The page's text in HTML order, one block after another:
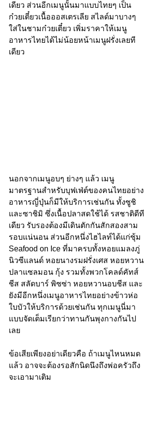
เดียว ส่วนอีกเมนูนั้นมาแบบไทยๆ เป็น
ก๋วยเตี๋ยวเนื้อออสเตรเลีย สไลด์มาบางๆ
ใส่ในชามก๋วยเตี๋ยว เพิ่มราคาให้เมนู
อาหารไทยได้ไม่น้อยหน้าเมนูฝรั่งเลยที
เดียว
นอกจากเมนูอบๆ ย่างๆ แล้ว เมนู
มาตรฐานสำหรับบุฟเฟ่ต์ของคนไทยอย่าง
อาหารญี่ปุ่นก็มีให้บริการเช่นกัน ทั้งซูชิ
และซาชิมิ ซึ่งเนื้อปลาสดใช้ได้ รสชาติดีที
เดียว รับรองต้องมีเดินตักกันสักสองสาม
รอบแน่นอน ส่วนอีกหนึ่งไฮไลท์ได้แก่ซุ้ม
Seafood on Ice ที่มาครบทั้งหอยแมลงภู่
นิวซีแลนด์ หอยนางรมฝรั่งเศส หอยหวาน
ปลาแซลมอน กุ้ง รวมทั้งพวกโคลด์คัทส์
ชีส สลัดบาร์ พิซซ่า หอยหวานอบชีส และ
ยังมีอีกหนึ่งเมนูอาหารไทยอย่างข้าวห่อ
ใบบัวให้บริการด้วยเช่นกัน ทุกเมนูนี่มา
แบบจัดเต็มเรียกว่าทานกันพุงกางกันไป
เลย
ข้อเสียเพียงอย่าเดียวคือ ถ้าเมนูไหนหมด
แล้ว อาจจะต้องรอสักนิดนึงถึงพ่อครัวถึง
จะเอามาเติม